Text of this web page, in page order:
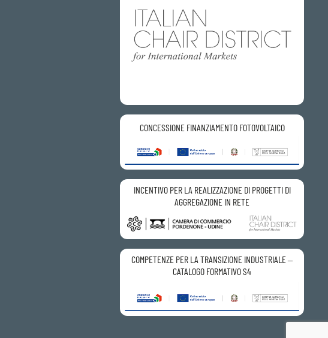
CONCESSIONE FINANZIAMENTO FOTOVOLTAICO
INCENTIVO PER LA REALIZZAZIONE DI PROGETTI DI
AGGREGAZIONE IN RETE
COMPETENZE PER LA TRANSIZIONE INDUSTRIALE –
CATALOGO FORMATIVO S4